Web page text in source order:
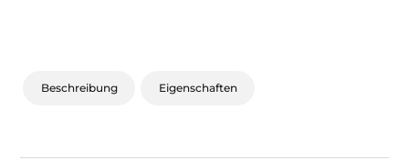
Beschreibung Eigenschaften